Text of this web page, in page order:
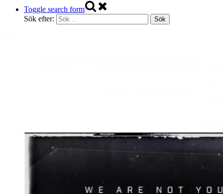
Toggle search form
Sök efter: